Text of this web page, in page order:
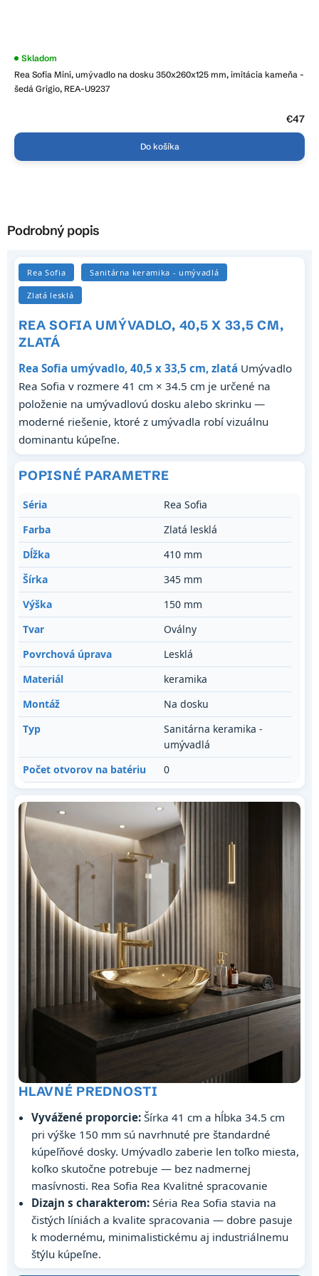
Rea Sofia Mini, umývadlo na dosku 350x260x125 mm, imitácia kameňa -
šedá Grigio, REA-U9237
Skladom
€47
Do košíka
Podrobný popis
Rea Sofia Sanitárna keramika - umývadlá
Zlatá lesklá
REA SOFIA UMÝVADLO, 40,5 X 33,5 CM,
ZLATÁ
Rea Sofia umývadlo, 40,5 x 33,5 cm, zlatá Umývadlo
Rea Sofia v rozmere 41 cm × 34.5 cm je určené na
položenie na umývadlovú dosku alebo skrinku —
moderné riešenie, ktoré z umývadla robí vizuálnu
dominantu kúpeľne.
POPISNÉ PARAMETRE
Séria
Rea Sofia
Farba
Zlatá lesklá
Dĺžka
410 mm
Šírka
345 mm
Výška
150 mm
Tvar
Oválny
Povrchová úprava
Lesklá
Materiál
keramika
Montáž
Na dosku
Typ
Sanitárna keramika -
umývadlá
Počet otvorov na batériu
0
HLAVNÉ PREDNOSTI
Vyvážené proporcie: Šírka 41 cm a hĺbka 34.5 cm
pri výške 150 mm sú navrhnuté pre štandardné
kúpeľňové dosky. Umývadlo zaberie len toľko miesta,
koľko skutočne potrebuje — bez nadmernej
masívnosti. Rea Sofia Rea Kvalitné spracovanie
Dizajn s charakterom: Séria Rea Sofia stavia na
čistých líniách a kvalite spracovania — dobre pasuje
k modernému, minimalistickému aj industriálnemu
štýlu kúpeľne.